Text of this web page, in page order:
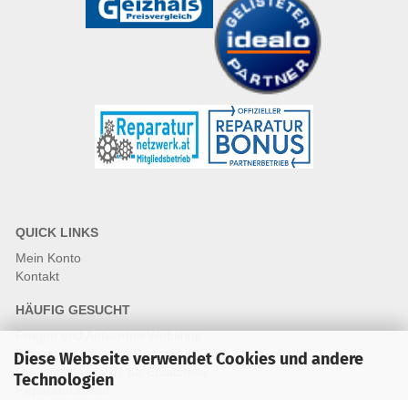
Diese Webseite verwendet Cookies und andere
Technologien
QUICK LINKS
Mein Konto
Kontakt
HÄUFIG GESUCHT
Fragen und Antworten Webshop
Fragen & Antworten Reparatur
Qualitätsstandards für Ersatzteile
Reparaturablauf